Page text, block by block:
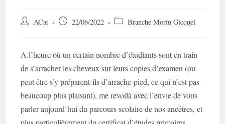
Auteur/autrice
publication :
ACat
Post 22/06/2022
Post Branche Morin Gicquel
A l’heure où un certain nombre d’étudiants sont en train
de s’arracher les cheveux sur leurs copies d’examen (ou
peut être s’y préparent-ils d’arrache-pied, ce qui n’est pas
beaucoup plus plaisant), me revoilà avec l’envie de vous
parler aujourd’hui du parcours scolaire de nos ancêtres, et